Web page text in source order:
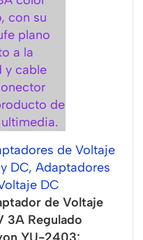
de Voltaje
DC, Adaptadores
DC
de Voltaje
3A Regulado